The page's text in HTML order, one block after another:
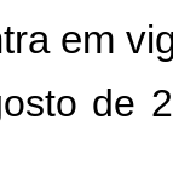
em
de